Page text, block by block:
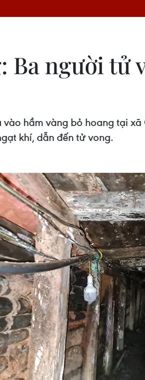
Ba người tử
vào hầm vàng bỏ hoang tại
khí, dẫn đến tử vong.